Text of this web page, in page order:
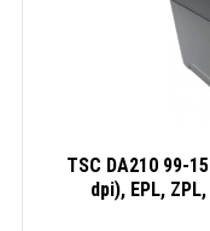
TSC DA210 99-
dpi), EPL,